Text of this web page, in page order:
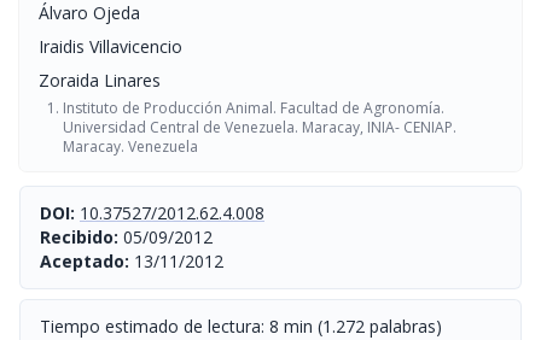
Álvaro Ojeda
Iraidis Villavicencio
Zoraida Linares
Instituto de Producción Animal. Facultad de Agronomía.
Universidad Central de Venezuela. Maracay, INIA- CENIAP.
Maracay. Venezuela
DOI: 10.37527/2012.62.4.008
Recibido: 05/09/2012
Aceptado: 13/11/2012
Tiempo estimado de lectura: 8 min (1.272 palabras)